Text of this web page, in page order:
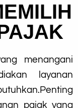
menangani
layanan
pajak yang